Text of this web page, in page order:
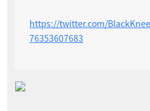
https://twitter.com/
76353607683